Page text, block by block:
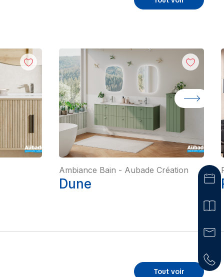
Ambiance Bain - Aubade Création
Dune
Tout voir